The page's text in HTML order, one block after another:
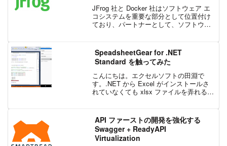
JFrog 社と Docker 社はソフトウェア エ
コシステムを重要な部分として位置付け
ており、パートナーとして、ソフトウェ
チームは、この取り組みの一部とし
て、...
SpeadsheetGear for .NET
Standard を触ってみた
こんにちは。エクセルソフトの田淵で
す。.NET から Excel がインストールさ
れていなくても xlsx ファイルを弄れる
で、.NET Standar...
API ファーストの開発を強化する
Swagger + ReadyAPI
Virtualization